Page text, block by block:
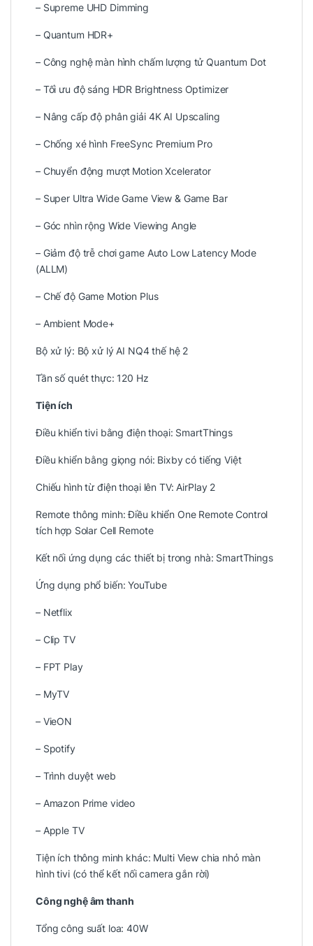
– Supreme UHD Dimming
– Quantum HDR+
– Công nghệ màn hình chấm lượng tử Quantum Dot
– Tối ưu độ sáng HDR Brightness Optimizer
– Nâng cấp độ phân giải 4K AI Upscaling
– Chống xé hình FreeSync Premium Pro
– Chuyển động mượt Motion Xcelerator
– Super Ultra Wide Game View & Game Bar
– Góc nhìn rộng Wide Viewing Angle
– Giảm độ trễ chơi game Auto Low Latency Mode
(ALLM)
– Chế độ Game Motion Plus
– Ambient Mode+
Bộ xử lý: Bộ xử lý AI NQ4 thế hệ 2
Tần số quét thực: 120 Hz
Tiện ích
Điều khiển tivi bằng điện thoại: SmartThings
Điều khiển bằng giọng nói: Bixby có tiếng Việt
Chiếu hình từ điện thoại lên TV: AirPlay 2
Remote thông minh: Điều khiển One Remote Control
tích hợp Solar Cell Remote
Kết nối ứng dụng các thiết bị trong nhà: SmartThings
Ứng dụng phổ biến: YouTube
– Netflix
– Clip TV
– FPT Play
– MyTV
– VieON
– Spotify
– Trình duyệt web
– Amazon Prime video
– Apple TV
Tiện ích thông minh khác: Multi View chia nhỏ màn
hình tivi (có thể kết nối camera gắn rời)
Công nghệ âm thanh
Tổng công suất loa: 40W